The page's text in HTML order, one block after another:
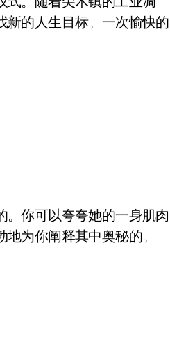
新的人生目标。一次愉快的
你可以夸夸她的一身肌肉
为你阐释其中奥秘的。